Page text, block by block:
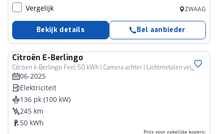
Vergelijk ZWAAG
Bekijk details Bel aanbieder
Citroën E-Berlingo
Citroen ë-Berlingo Feel 50 kWh | Camera achter | Lichtmetalen velgen | Cruise control | Apple Carplay - Android Auto | Navi
Zakelijk voertuig
06-2025
Elektriciteit
136 pk (100 kW)
245 km
50 kWh
Prijs voor zakelijke kopers: